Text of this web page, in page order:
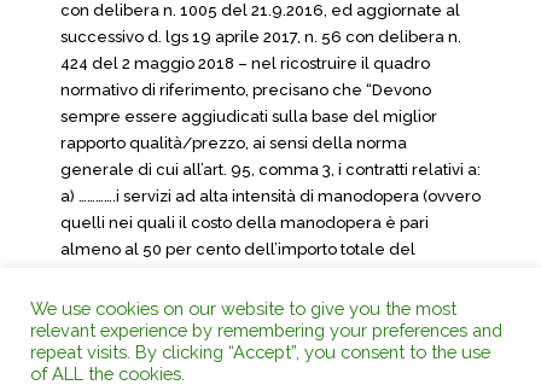
con delibera n. 1005 del 21.9.2016, ed aggiornate al
successivo d. lgs 19 aprile 2017, n. 56 con delibera n.
424 del 2 maggio 2018 – nel ricostruire il quadro
normativo di riferimento, precisano che “Devono
sempre essere aggiudicati sulla base del miglior
rapporto qualità/prezzo, ai sensi della norma
generale di cui all’art. 95, comma 3, i contratti relativi a:
a) ………….i servizi ad alta intensità di manodopera (ovvero
quelli nei quali il costo della manodopera è pari
almeno al 50 per cento dell’importo totale del
gli affidamenti ai sensi dell’art. 36, comma 2, lettera a)”.
– ancor più esplicitamente l’Autorità di regolazione ha
sviluppato il proprio avviso nelle linee guida n. 10,
We use cookies on our website to give you the most
relevant experience by remembering your preferences and
repeat visits. By clicking “Accept”, you consent to the use
of ALL the cookies.